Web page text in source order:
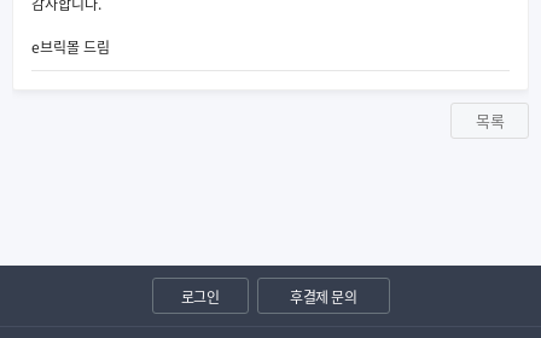
e브릭몰 드림
목록
로그인 후결제 문의